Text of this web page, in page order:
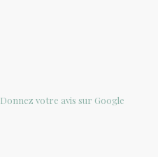
Donnez votre avis sur Google